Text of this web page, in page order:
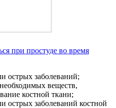
при простуде во время
острых заболеваний;
веществ,
костной ткани;
острых заболеваний костной